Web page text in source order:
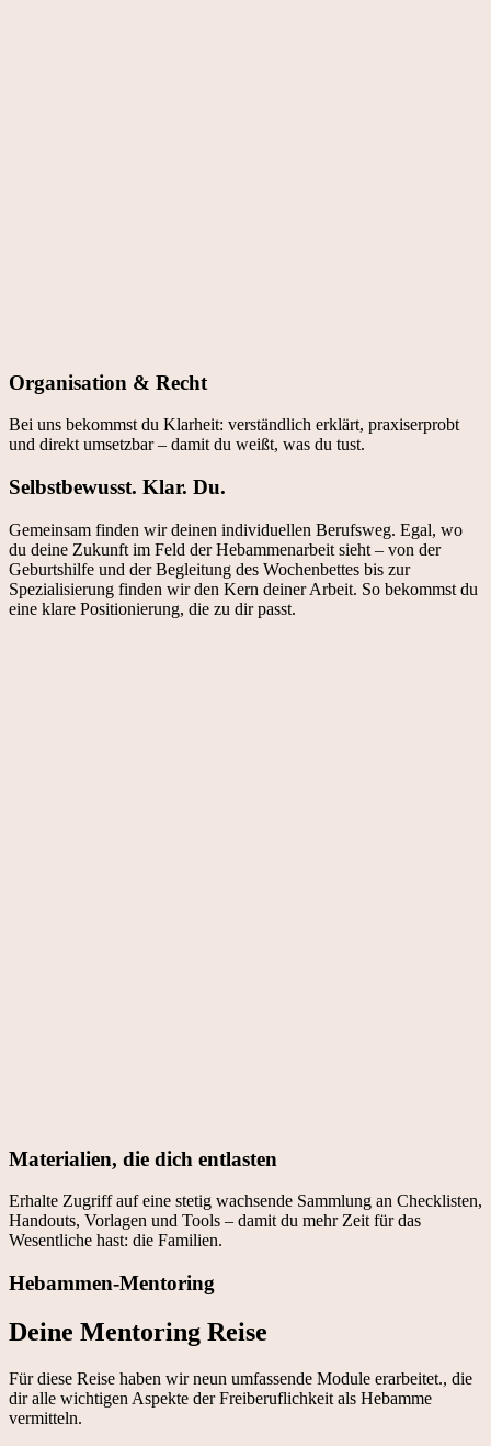
Organisation ­& Recht
Bei uns bekommst du Klarheit: verständlich erklärt, praxiserprobt
und direkt umsetzbar – damit du weißt, was du tust.
Selbstbewusst. Klar. Du.
Gemeinsam finden wir deinen individuellen Berufsweg. Egal, wo
du deine Zukunft im Feld der Hebammenarbeit sieht – von der
Geburtshilfe und der Begleitung des Wochenbettes bis zur
Spezialisierung finden wir den Kern deiner Arbeit. So bekommst du
eine klare Positionierung, die zu dir passt.
Materialien, die dich entlasten
Erhalte Zugriff auf eine stetig wachsende Sammlung an Checklisten,
Handouts, Vorlagen und Tools – damit du mehr Zeit für das
Wesentliche hast: die Familien.
Hebammen-Mentoring
Deine Mentoring Reise
Für diese Reise haben wir neun umfassende Module erarbeitet., die
dir alle wichtigen Aspekte der Freiberuflichkeit als Hebamme
vermitteln.